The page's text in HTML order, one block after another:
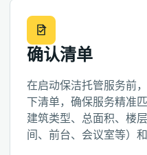
确认清单
在启动保洁托管服务前
下清单，确保服务精准
建筑类型、总面积、楼
间、前台、会议室等）和